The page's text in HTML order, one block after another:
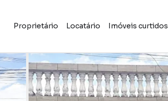
Proprietário Locatário Imóveis curtidos